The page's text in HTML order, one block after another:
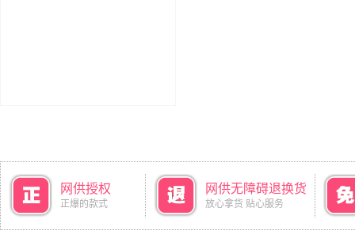
网供授权
正爆的款式
网供无障碍退换货
放心拿货 贴心服务